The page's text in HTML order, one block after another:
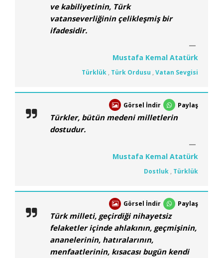
ve kabiliyetinin, Türk
vatanseverliğinin çelikleşmiş bir
ifadesidir.
Mustafa Kemal Atatürk
Türklük , Türk Ordusu , Vatan Sevgisi
Görsel İndir Paylaş
Türkler, bütün medeni milletlerin
dostudur.
Mustafa Kemal Atatürk
Dostluk , Türklük
Görsel İndir Paylaş
Türk milleti, geçirdiği nihayetsiz
felaketler içinde ahlakının, geçmişinin,
ananelerinin, hatıralarının,
menfaatlerinin, kısacası bugün kendi